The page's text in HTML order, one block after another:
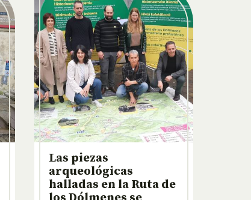
Las piezas
arqueológicas
halladas en la Ruta de